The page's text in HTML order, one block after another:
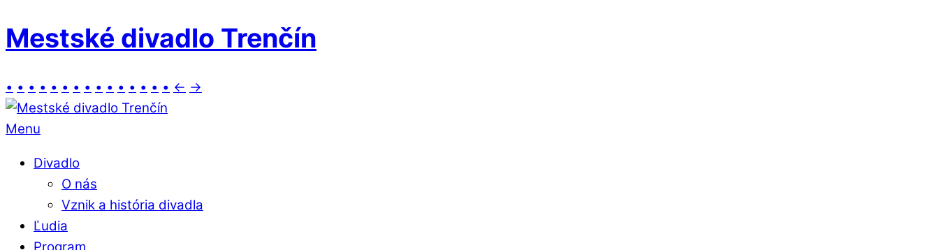
Mestské divadlo Trenčín
• • • • • • • • • • • • • • • ← →
Menu
Divadlo
O nás
Vznik a história divadla
Ľudia